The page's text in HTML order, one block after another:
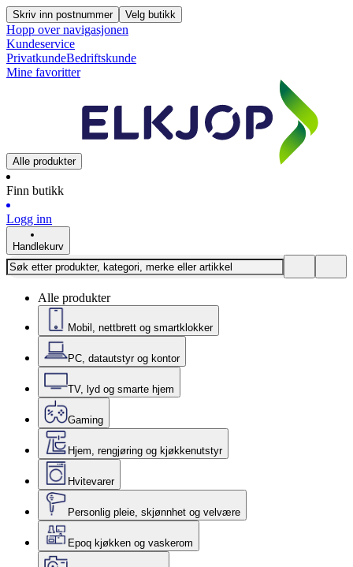
Skriv inn postnummer Velg butikk
Hopp over navigasjonen
Kundeservice
PrivatkundeBedriftskunde
Mine favoritter
Alle produkter
Finn butikk
Logg inn
Handlekurv
Alle produkter
Mobil, nettbrett og smartklokker
PC, datautstyr og kontor
TV, lyd og smarte hjem
Gaming
Hjem, rengjøring og kjøkkenutstyr
Hvitevarer
Personlig pleie, skjønnhet og velvære
Epoq kjøkken og vaskerom